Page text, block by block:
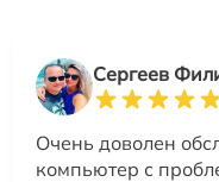
Сергеев
Очень доволен
компьютер с